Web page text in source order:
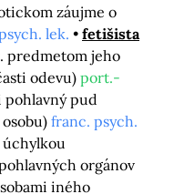
záujme o
lek.
fetišista
predmetom jeho
odevu)port.-
pohlavný pud
franc. psych.
orgánov
iného